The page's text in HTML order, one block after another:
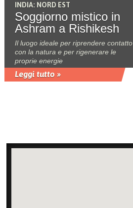
INDIA: NORD EST
Soggiorno mistico in
Ashram a Rishikesh
Il luogo ideale per riprendere contatto
con la natura e per rigenerare le
proprie energie
Leggi tutto »